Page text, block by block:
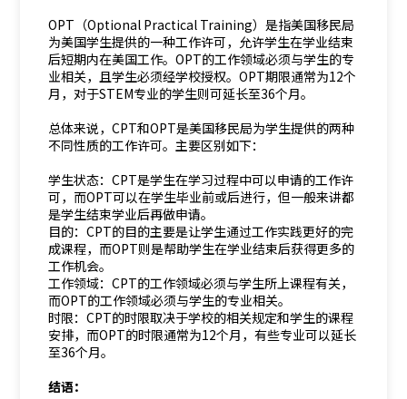
OPT（Optional Practical Training）是指美国移民局
为美国学生提供的一种工作许可，允许学生在学业结束
后短期内在美国工作。OPT的工作领域必须与学生的专
业相关，且学生必须经学校授权。OPT期限通常为12个
月，对于STEM专业的学生则可延长至36个月。
总体来说，CPT和OPT是美国移民局为学生提供的两种
不同性质的工作许可。主要区别如下：
学生状态：CPT是学生在学习过程中可以申请的工作许
可，而OPT可以在学生毕业前或后进行，但一般来讲都
是学生结束学业后再做申请。
目的：CPT的目的主要是让学生通过工作实践更好的完
成课程，而OPT则是帮助学生在学业结束后获得更多的
工作机会。
工作领域：CPT的工作领域必须与学生所上课程有关，
而OPT的工作领域必须与学生的专业相关。
时限：CPT的时限取决于学校的相关规定和学生的课程
安排，而OPT的时限通常为12个月，有些专业可以延长
至36个月。
结语：